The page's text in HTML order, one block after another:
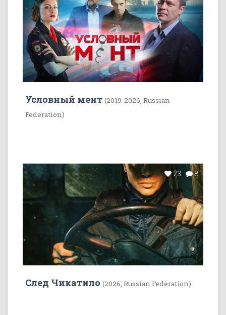
Условный мент (2019-2026, Russian
Federation)
23 8
След Чикатило (2026, Russian Federation)